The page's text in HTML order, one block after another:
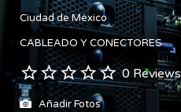
Ciudad de México
CABLEADO Y CONECTORES
0 Reviews
Añadir Fotos